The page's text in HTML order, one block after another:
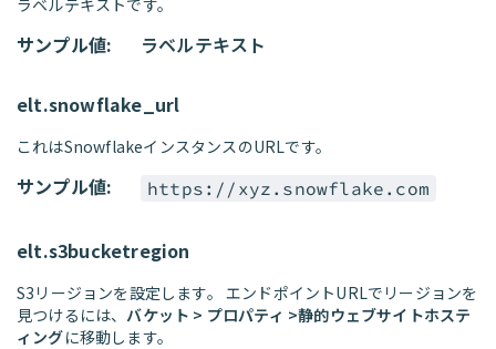
ラベルテキストです。
サンプル値: ラベルテキスト
elt.snowflake_url
これはSnowflakeインスタンスのURLです。
サンプル値: https://xyz.snowflake.com
elt.s3bucketregion
S3リージョンを設定します。 エンドポイントURLでリージョンを
見つけるには、バケット > プロパティ >静的ウェブサイトホステ
ィングに移動します。